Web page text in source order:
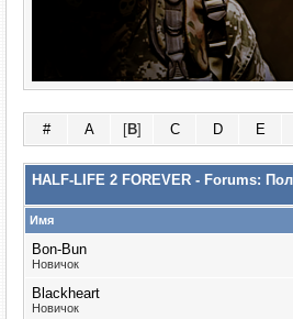
# A [B] C D E
HALF-LIFE 2 FOREVER - Forums:
Имя
Bon-Bun
Новичок
Blackheart
Новичок